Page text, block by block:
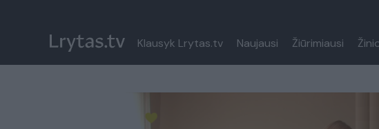
Klausyk Lrytas.tv Naujausi Žiūrimiausi